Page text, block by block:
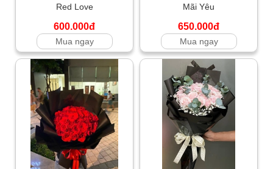
Red Love
600.000đ
Mua ngay
Mãi Yêu
650.000đ
Mua ngay